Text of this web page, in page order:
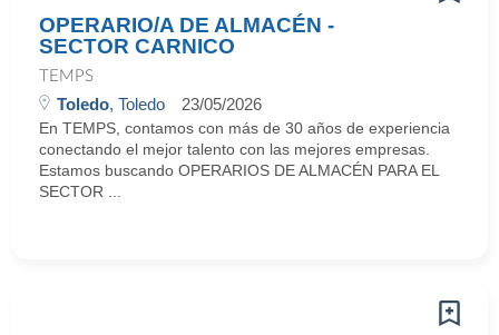
OPERARIO/A DE ALMACÉN -
SECTOR CARNICO
TEMPS
Toledo, Toledo 23/05/2026
En TEMPS, contamos con más de 30 años de experiencia
conectando el mejor talento con las mejores empresas.
Estamos buscando OPERARIOS DE ALMACÉN PARA EL
SECTOR ...